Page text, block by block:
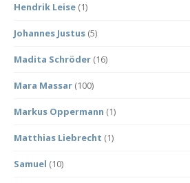
Hendrik Leise (1)
Johannes Justus (5)
Madita Schröder (16)
Mara Massar (100)
Markus Oppermann (1)
Matthias Liebrecht (1)
Samuel (10)